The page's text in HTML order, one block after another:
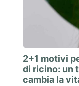
2+1 motivi
di ricino: un
cambia la